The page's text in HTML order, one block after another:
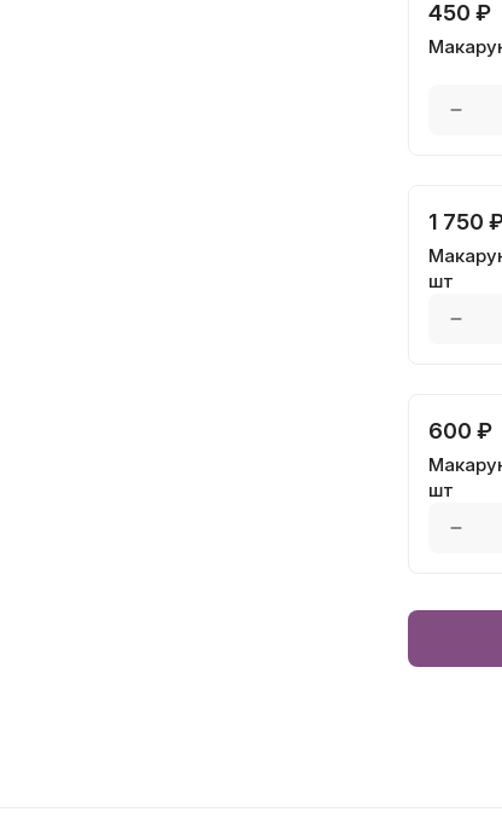
450 ₽
1 750
шт
600 ₽
шт